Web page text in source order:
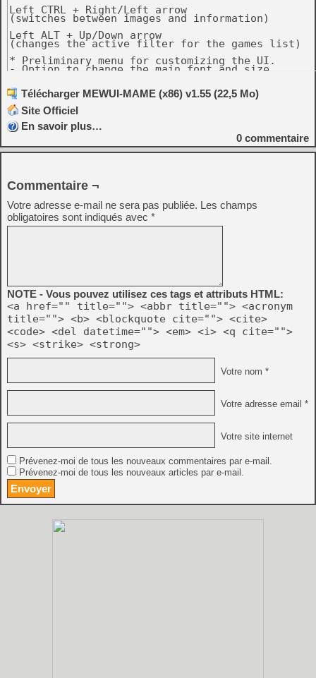
Left CTRL + Right/Left arrow
(switches between images and information)
Left ALT + Up/Down arrow
(changes the active filter for the games list)
* Preliminary menu for customizing the UI.
- Option to change the main font and size.
- Sketched color management for standard menu.
* Usage info for software (MESS / UME)
Changed:
* Removed option to autosave settings, settings
when you exit from the options menu.
* Grouped list is now in alphabetical order
* Search for images of cabinets also happens in
* Updated to MAME / MESS / UME 0.155.
Fixed:
* Error in the video options.
* Less memory consumption.
* Various minor fixes.
Télécharger MEWUI-MAME (x86) v1.55 (22,5 Mo)
Site Officiel
En savoir plus…
0 commentaire
Commentaire ¬
Votre adresse e-mail ne sera pas publiée. Les champs
obligatoires sont indiqués avec *
NOTE - Vous pouvez utilisez ces tags et attributs HTML:
<a href="" title=""> <abbr title=""> <acronym
title=""> <b> <blockquote cite=""> <cite>
<code> <del datetime=""> <em> <i> <q cite="">
<s> <strike> <strong>
Votre nom *
Votre adresse email *
Votre site internet
Prévenez-moi de tous les nouveaux commentaires par e-mail.
Prévenez-moi de tous les nouveaux articles par e-mail.